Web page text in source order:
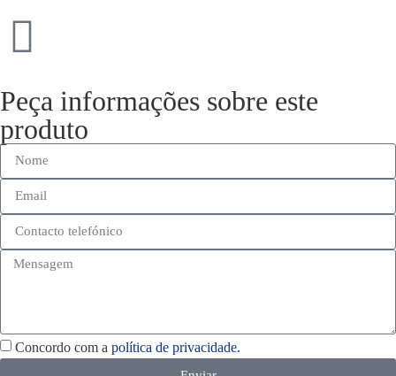
Peça informações sobre este
produto
Concordo com a política de privacidade.